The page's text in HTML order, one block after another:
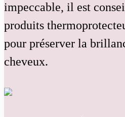
impeccable, il est
produits
pour préserver la
cheveux.